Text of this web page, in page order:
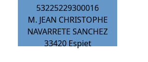
53225229300016
M. JEAN CHRISTOPHE
NAVARRETE SANCHEZ
33420 Espiet